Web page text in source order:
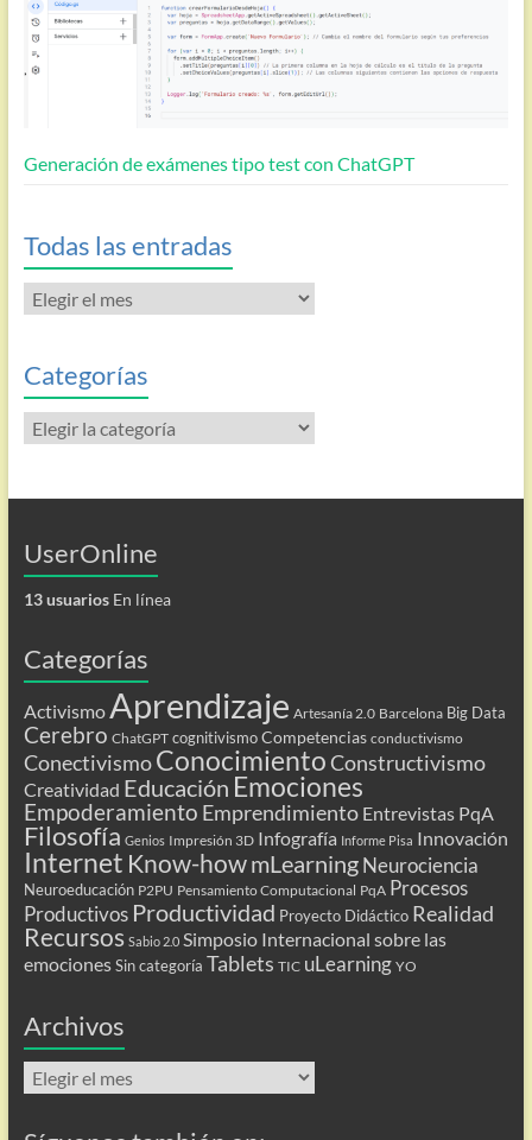
Generación de exámenes tipo test con ChatGPT
Todas las entradas
Todas
las
Categorías
Categorías
UserOnline
13 usuariosEn línea
Categorías
Activismo Aprendizaje Artesanía 2.0 Barcelona Big Data
Cerebro ChatGPT cognitivismo Competencias conductivismo
ConectivismoConocimientoConstructivismo
Creatividad Educación Emociones
Empoderamiento Emprendimiento Entrevistas PqA
Filosofía Genios Impresión 3D Infografía Informe Pisa Innovación
Internet Know-howmLearning Neurociencia
Neuroeducación P2PU Pensamiento Computacional PqA Procesos
Productivos Productividad Proyecto Didáctico Realidad
Recursos Sabio 2.0 Simposio Internacional sobre las
emociones Sin categoría Tablets TIC uLearning YO
Archivos
Archivos